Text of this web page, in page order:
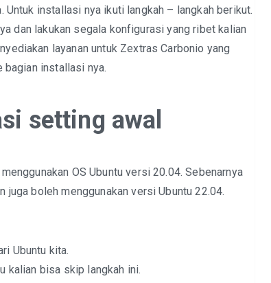
installasi nya ikuti langkah – langkah berikut.
dan lakukan segala konfigurasi yang ribet kalian
layanan untuk Zextras Carbonio yang
bagian installasi nya.
setting awal
OS Ubuntu versi 20.04. Sebenarnya
juga boleh menggunakan versi Ubuntu 22.04.
Ubuntu kita.
kalian bisa skip langkah ini.